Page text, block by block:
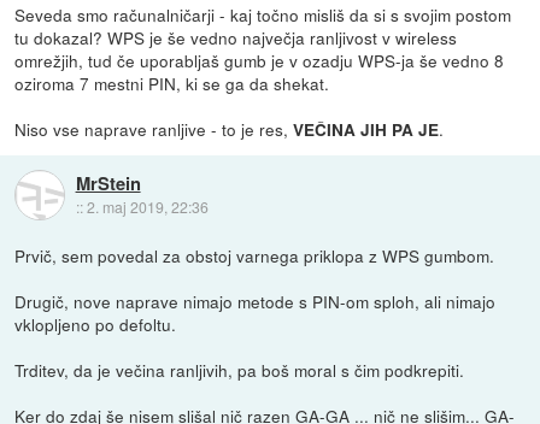
Seveda smo računalničarji - kaj točno misliš da si s svojim postom
tu dokazal? WPS je še vedno največja ranljivost v wireless
omrežjih, tud če uporabljaš gumb je v ozadju WPS-ja še vedno 8
oziroma 7 mestni PIN, ki se ga da shekat.
Niso vse naprave ranljive - to je res,VEČINA JIH PA JE.
MrStein
::2. maj 2019, 22:36
Prvič, sem povedal za obstoj varnega priklopa z WPS gumbom.
Drugič, nove naprave nimajo metode s PIN-om sploh, ali nimajo
vklopljeno po defoltu.
Trditev, da je večina ranljivih, pa boš moral s čim podkrepiti.
Ker do zdaj še nisem slišal nič razen GA-GA ... nič ne slišim... GA-